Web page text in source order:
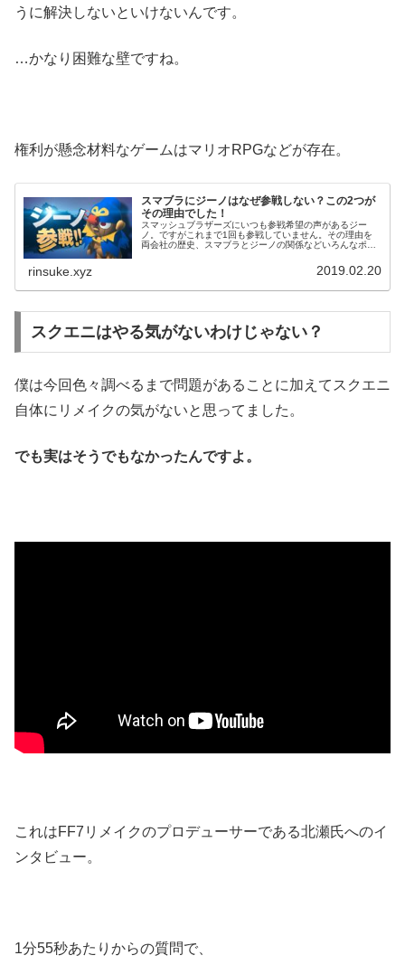
うに解決しないといけないんです。
…かなり困難な壁ですね。
権利が懸念材料なゲームはマリオRPGなどが存在。
スマブラにジーノはなぜ参戦しない？この2つが
その理由でした！
スマッシュブラザーズにいつも参戦希望の声があるジー
ノ。ですがこれまで1回も参戦していません。その理由を
両会社の歴史、スマブラとジーノの関係などいろんなポイ
rinsuke.xyz 2019.02.20
スクエニはやる気がないわけじゃない？
僕は今回色々調べるまで問題があることに加えてスクエニ
自体にリメイクの気がないと思ってました。
でも実はそうでもなかったんですよ。
これはFF7リメイクのプロデューサーである北瀬氏へのイ
ンタビュー。
1分55秒あたりからの質問で、